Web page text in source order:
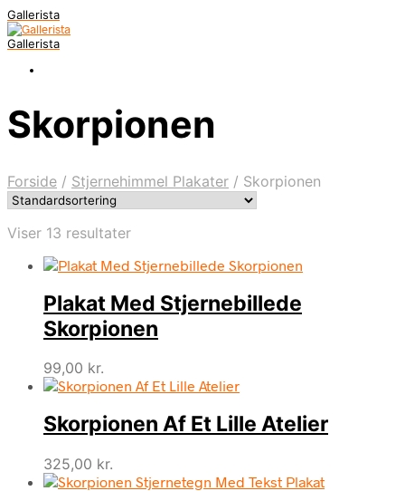
Gallerista
Gallerista
Skorpionen
Forside / Stjernehimmel Plakater / Skorpionen
Viser 13 resultater
Plakat Med Stjernebillede
Skorpionen
99,00 kr.
Skorpionen Af Et Lille Atelier
325,00 kr.